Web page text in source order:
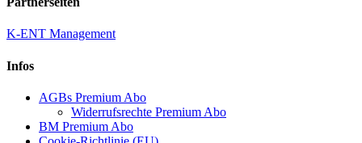
K-ENT Management
Infos
AGBs Premium Abo
Widerrufsrechte Premium Abo
BM Premium Abo